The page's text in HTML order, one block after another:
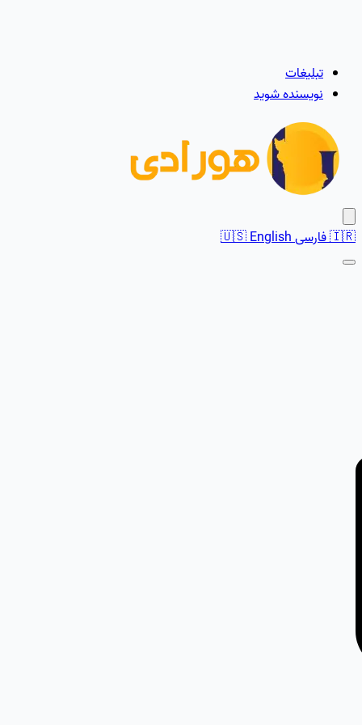
تبلیغات
نویسنده شوید
🇮🇷فارسی 🇺🇸English